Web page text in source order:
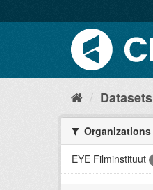
Datasets
Organizations
EYE Filminstituut